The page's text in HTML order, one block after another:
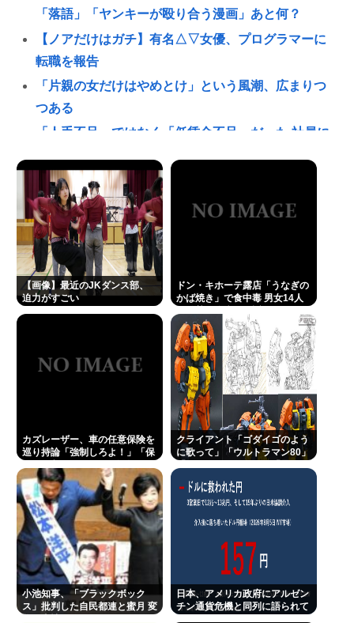
「落語」「ヤンキーが殴り合う漫画」あと何？
【ノアだけはガチ】有名△▽女優、プログラマーに
転職を報告
「片親の女だけはやめとけ」という風潮、広まりつ
つある
「人手不足」ではなく「低賃金不足」だった 社員に
プが大嘘の現実
【サッカー】キリンカップ参加国決定！ 日本代表は
10/1 エクアドル（TBS）10/5 パナマかニュージーラ
ンド（テレ朝）と対戦
このグランドセイコー買うか迷う
エアコン業者「エアコンスプレー使う人はどこまで
洗浄したいの？室内に風を送り込んでるファンは汚
いままですよ」331.5万バズ
ドン・キホーテ露店「うなぎのかば焼き」で食中毒
男女14人が発熱や腹痛など訴え…サルモネラ属の菌
カズレーザー、車の任意保険を巡り持論「強制しろ
よ！」「保険にも入れないヤツは運転すんなよ」
ジャンポケ斉藤さん、たった一度のフェラチオで全
てを失ってしまう
高速道路の合流路線で速度合わせて合流塞いで来る
トラックwww
共産党信者「募金で共産党を叩くのは、頑張る人を
邪魔したいという日本人らしい薄暗い欲望のせい」
【画像】最近のJKダンス部、
迫力がすごい
ドン・キホーテ露店「うなぎの
かば焼き」で食中毒 男女14人
ネラ属の菌検出
カズレーザー、車の任意保険を
巡り持論「強制しろよ！」「保
なよ」
クライアント「ゴダイゴのよう
に歌って」「ウルトラマン80」
小池知事、「ブラックボック
ス」批判した自民都連と蜜月 変
日本、アメリカ政府にアルゼン
チン通貨危機と同列に語られて